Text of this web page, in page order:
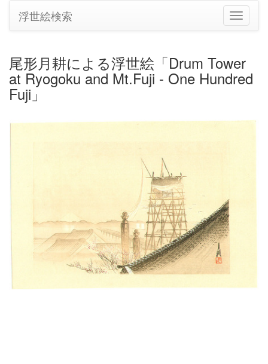
ナ
ビ
シ
ョ
り
浮世絵検索
尾形月耕による浮世絵「Drum Tower
at Ryogoku and Mt.Fuji - One Hundred
Fuji」